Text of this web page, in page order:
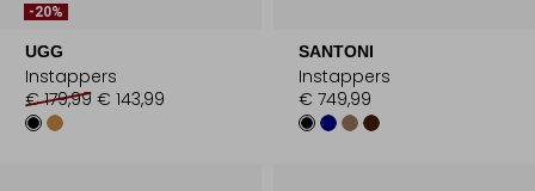
-20%
UGG
Instappers
€ 179,99 € 143,99
SANTONI
Instappers
€ 749,99